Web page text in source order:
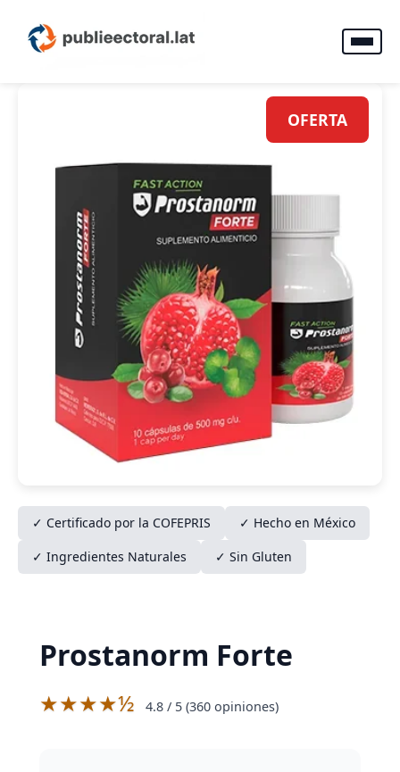
OFERTA
✓ Certificado por la COFEPRIS
✓ Hecho en México
✓ Ingredientes Naturales
✓ Sin Gluten
Prostanorm Forte
★★★★½ 4.8 / 5 (360 opiniones)